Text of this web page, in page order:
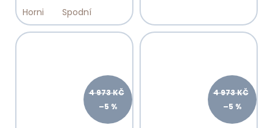
Horni Spodní
4 973 KČ
–5 %
4 973 KČ
–5 %